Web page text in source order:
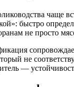
чаще
быстро
не просто
не
—